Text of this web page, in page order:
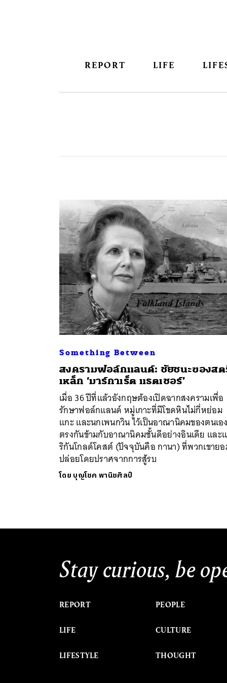
REPORT LIFE
Something Between
สงครามฟอล์กแลนด์: ชัยชนะของสต
เหล็ก ‘มาร์กาเร็ต แธตเชอร์’
เมื่อ 36 ปีที่แล้วอังกฤษต้องเปิดฉากสงครามเพื่อ
รักษาฟอล์กแลนด์ หมู่เกาะที่มีโขดหินไม่กี่หย่อม
แกะ และนกเพนกวิน ไว้เป็นอาณานิคมของตนเอ
ตรงกันข้ามกับอาณานิคมชั้นดีอย่างอินเดีย และ
ริกันโกลด์โคสต์ (ปัจจุบันคือ กานา) ที่พวกเขาย
ปล่อยโดยปราศจากการสู้รบ
โดย บุญโชค พานิชศิลป์
Stay curious, be
REPORT
LIFE
LIFESTYLE
PEOPLE
CULTURE
THOUGHT